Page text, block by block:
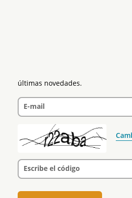
últimas novedades.
E-mail
Escribe el código